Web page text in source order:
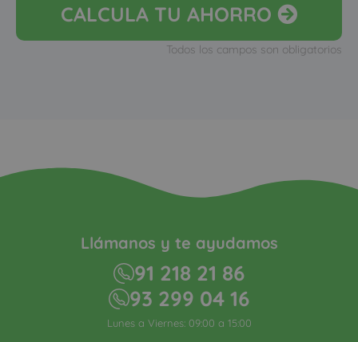
CALCULA TU AHORRO
Todos los campos son obligatorios
Llámanos y te ayudamos
91 218 21 86
93 299 04 16
Lunes a Viernes: 09:00 a 15:00